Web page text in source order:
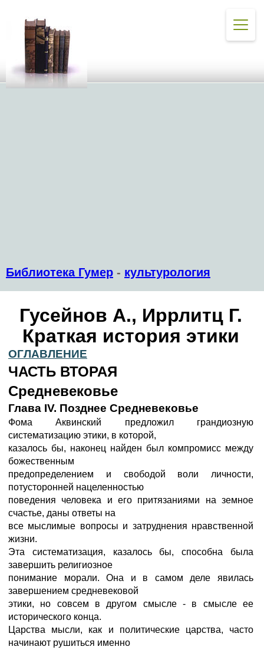
Библиотека Гумер - культурология
Гусейнов А., Иррлитц Г.
Краткая история этики
ОГЛАВЛЕНИЕ
ЧАСТЬ ВТОРАЯ
Средневековье
Глава IV. Позднее Средневековье
Фома Аквинский предложил грандиозную
систематизацию этики, в которой,
казалось бы, наконец найден был компромисс между
божественным
предопределением и свободой воли личности,
потусторонней нацеленностью
поведения человека и его притязаниями на земное
счастье, даны ответы на
все мыслимые вопросы и затруднения нравственной
жизни.
Эта систематизация, казалось бы, способна была
завершить религиозное
понимание морали. Она и в самом деле явилась
завершением средневековой
этики, но совсем в другом смысле - в смысле ее
исторического конца.
Царства мысли, как и политические царства, часто
начинают рушиться именно